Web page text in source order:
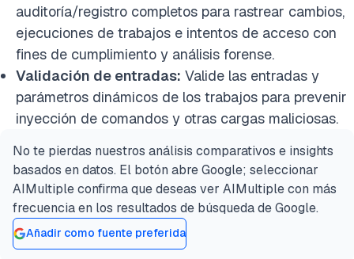
auditoría/registro completos para rastrear cambios,
ejecuciones de trabajos e intentos de acceso con
fines de cumplimiento y análisis forense.
Validación de entradas: Valide las entradas y
parámetros dinámicos de los trabajos para prevenir
inyección de comandos y otras cargas maliciosas.
No te pierdas nuestros análisis comparativos e insights
basados en datos. El botón abre Google; seleccionar
AIMultiple confirma que deseas ver AIMultiple con más
frecuencia en los resultados de búsqueda de Google.
Añadir como fuente preferida